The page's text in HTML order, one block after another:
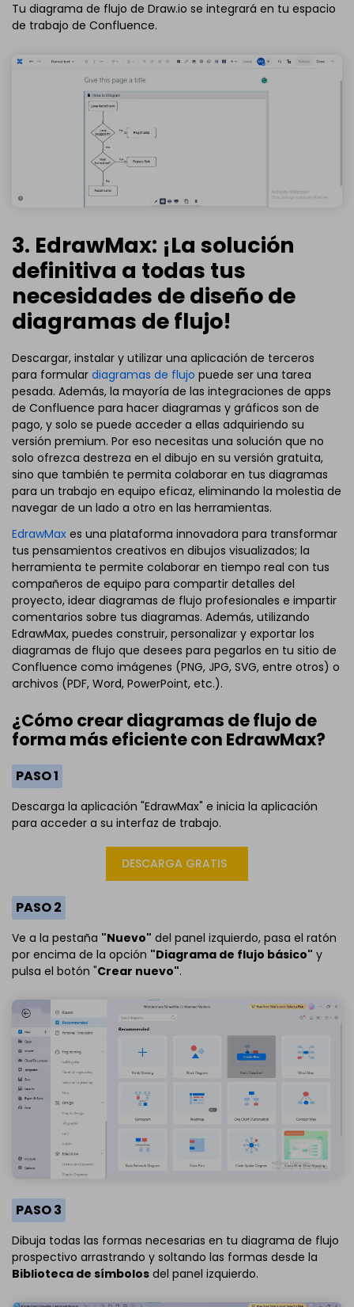
Tu diagrama de flujo de Draw.io se integrará en tu espacio
de trabajo de Confluence.
3. EdrawMax: ¡La solución
definitiva a todas tus
necesidades de diseño de
diagramas de flujo!
Descargar, instalar y utilizar una aplicación de terceros
para formular diagramas de flujo puede ser una tarea
pesada. Además, la mayoría de las integraciones de apps
de Confluence para hacer diagramas y gráficos son de
pago, y solo se puede acceder a ellas adquiriendo su
versión premium. Por eso necesitas una solución que no
solo ofrezca destreza en el dibujo en su versión gratuita,
sino que también te permita colaborar en tus diagramas
para un trabajo en equipo eficaz, eliminando la molestia de
navegar de un lado a otro en las herramientas.
EdrawMax es una plataforma innovadora para transformar
tus pensamientos creativos en dibujos visualizados; la
herramienta te permite colaborar en tiempo real con tus
compañeros de equipo para compartir detalles del
proyecto, idear diagramas de flujo profesionales e impartir
comentarios sobre tus diagramas. Además, utilizando
EdrawMax, puedes construir, personalizar y exportar los
diagramas de flujo que desees para pegarlos en tu sitio de
Confluence como imágenes (PNG, JPG, SVG, entre otros) o
archivos (PDF, Word, PowerPoint, etc.).
¿Cómo crear diagramas de flujo de
forma más eficiente con EdrawMax?
PASO 1
Descarga la aplicación "EdrawMax" e inicia la aplicación
para acceder a su interfaz de trabajo.
DESCARGA GRATIS
PASO 2
Ve a la pestaña "Nuevo" del panel izquierdo, pasa el ratón
por encima de la opción "Diagrama de flujo básico" y
pulsa el botón "Crear nuevo".
PASO 3
Dibuja todas las formas necesarias en tu diagrama de flujo
prospectivo arrastrando y soltando las formas desde la
Biblioteca de símbolos del panel izquierdo.